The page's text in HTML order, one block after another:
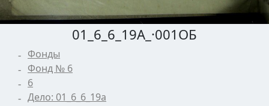
01_6_6_19А_·001ОБ
Фонды
Фонд № 6
6
Дело: 01_6_6_19а